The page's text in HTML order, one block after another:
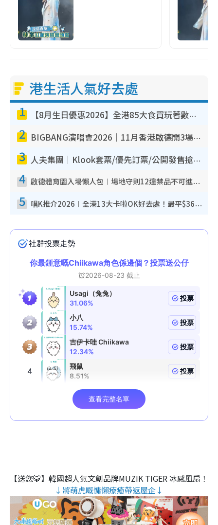
港生活人氣好去處
1 【8月生日優惠2026】全港85大食買玩著數攻略 自助餐/火鍋放題同行免費＋誠品/DONKI送現金券
2 BIGBANG演唱會2026｜11月香港啟德開3場！實名制VIP申請、優先購票攻略
3 人夫集團｜Klook套票/優先訂票/公開發售搶飛攻略！附票價.購票連結.場地座位表
4 啟德體育園入場懶人包︱場地守則12違禁品不可進場准帶細水樽但全場禁樽蓋！應援牌有限制！
5 唱K推介2026︱全港13大卡啦OK好去處！最平$36起 日文K都有！(附地址+收費詳情)
【送您🐯】韓國超人氣文創品牌MUZIK TIGER 冰感風扇！
↓將萌虎嘅慵懶療癒帶返屋企↓